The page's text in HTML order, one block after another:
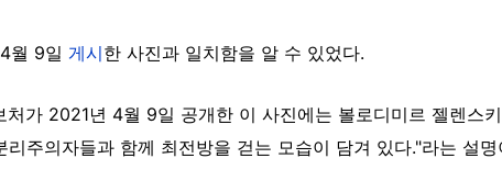
월 9일 게시한 사진과 일치함을 알 수 있었다.
가 2021년 4월 9일 공개한 이 사진에는 볼로디미르 젤렌스
주의자들과 함께 최전방을 걷는 모습이 담겨 있다."라는 설명